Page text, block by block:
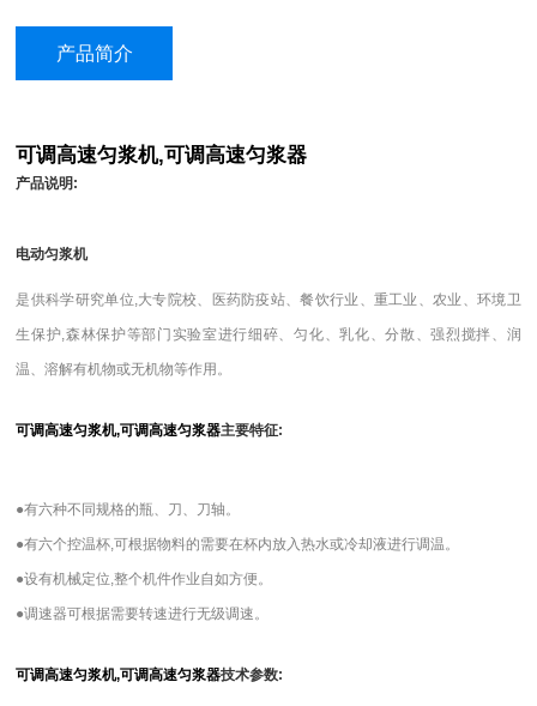
产品简介
可调高速匀浆机,可调高速匀浆器
产品说明:
电动匀浆机
是供科学研究单位,大专院校、医药防疫站、餐饮行业、重工业、农业、环境卫
生保护,森林保护等部门实验室进行细碎、匀化、乳化、分散、强烈搅拌、润
温、溶解有机物或无机物等作用。
可调高速匀浆机,可调高速匀浆器主要特征:
●有六种不同规格的瓶、刀、刀轴。
●有六个控温杯,可根据物料的需要在杯内放入热水或冷却液进行调温。
●设有机械定位,整个机件作业自如方便。
●调速器可根据需要转速进行无级调速。
可调高速匀浆机,可调高速匀浆器技术参数: